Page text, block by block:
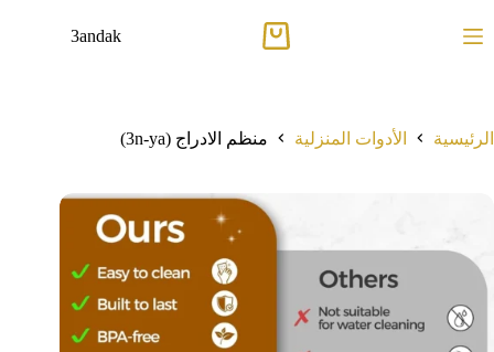
إلى
عربة
3andak
الرئيسية الأدوات المنزلية منظم الادراج (3n-ya)